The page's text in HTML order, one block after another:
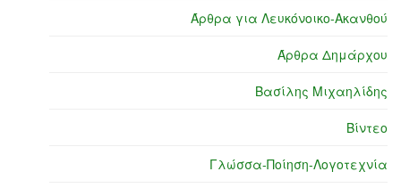
Άρθρα για Λευκόνοικο-Ακανθού
Άρθρα Δημάρχου
Βασίλης Μιχαηλίδης
Βίντεο
Γλώσσα-Ποίηση-Λογοτεχνία